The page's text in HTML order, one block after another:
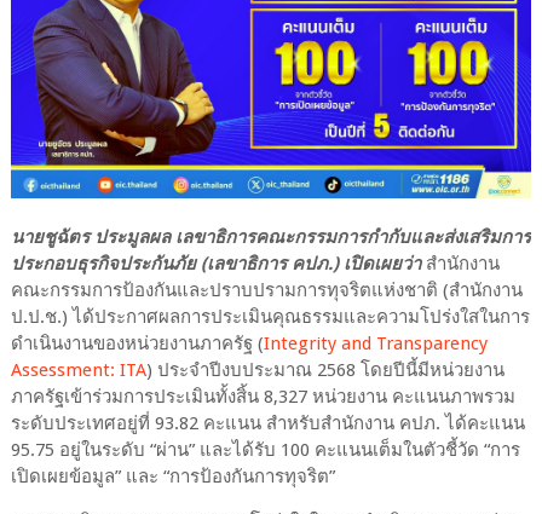
นายชูฉัตร ประมูลผล เลขาธิการคณะกรรมการกำกับและส่งเสริมการ
ประกอบธุรกิจประกันภัย (เลขาธิการ คปภ.) เปิดเผยว่า สำนักงาน
คณะกรรมการป้องกันและปราบปรามการทุจริตแห่งชาติ (สำนักงาน
ป.ป.ช.) ได้ประกาศผลการประเมินคุณธรรมและความโปร่งใสในการ
ดำเนินงานของหน่วยงานภาครัฐ (Integrity and Transparency
Assessment: ITA) ประจำปีงบประมาณ 2568 โดยปีนี้มีหน่วยงาน
ภาครัฐเข้าร่วมการประเมินทั้งสิ้น 8,327 หน่วยงาน คะแนนภาพรวม
ระดับประเทศอยู่ที่ 93.82 คะแนน สำหรับสำนักงาน คปภ. ได้คะแนน
95.75 อยู่ในระดับ “ผ่าน” และได้รับ 100 คะแนนเต็มในตัวชี้วัด “การ
เปิดเผยข้อมูล” และ “การป้องกันการทุจริต”